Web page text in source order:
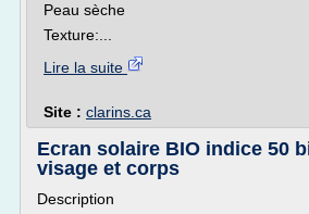
Peau sèche
Texture:...
Lire la suite
Site : clarins.ca
Ecran solaire BIO indice 50
visage et corps
Description